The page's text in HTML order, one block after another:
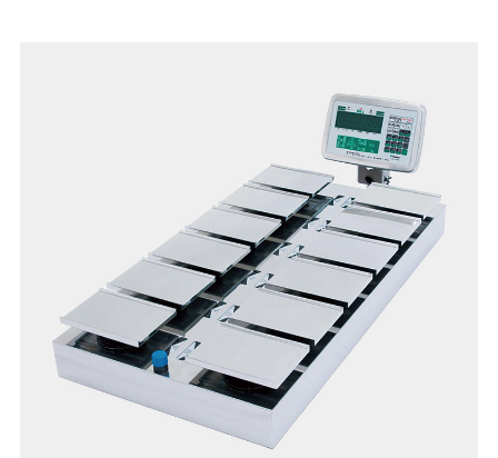
weighing data to a PC or an optional external printer. The
interface can also be used to control other equipment.
DSX-1000 also features a large 270.9 x 198.4 mm weighing